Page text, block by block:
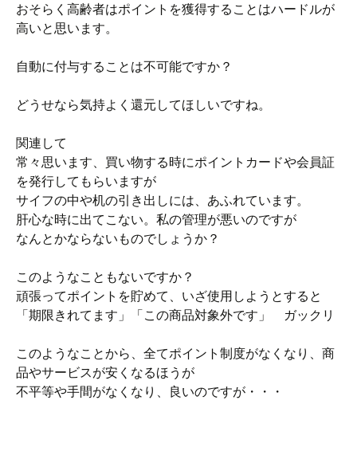
おそらく高齢者はポイントを獲得することはハードルが
高いと思います。
自動に付与することは不可能ですか？
どうせなら気持よく還元してほしいですね。
関連して
常々思います、買い物する時にポイントカードや会員証
を発行してもらいますが
サイフの中や机の引き出しには、あふれています。
肝心な時に出てこない。私の管理が悪いのですが
なんとかならないものでしょうか？
このようなこともないですか？
頑張ってポイントを貯めて、いざ使用しようとすると
「期限きれてます」「この商品対象外です」 ガックリ
このようなことから、全てポイント制度がなくなり、商
品やサービスが安くなるほうが
不平等や手間がなくなり、良いのですが・・・